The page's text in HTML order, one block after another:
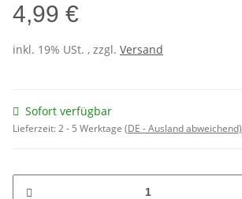
4,99 €
inkl. 19% USt. , zzgl. Versand
Sofort verfügbar
Lieferzeit:2 - 5 Werktage (DE - Ausland abweichend)